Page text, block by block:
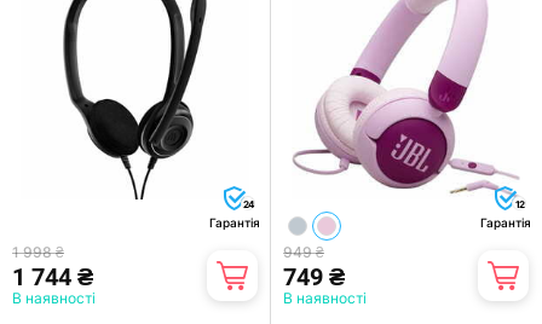
24
Гарантія
1 998 ₴
1 744 ₴
В наявності
12
Гарантія
949 ₴
749 ₴
В наявності